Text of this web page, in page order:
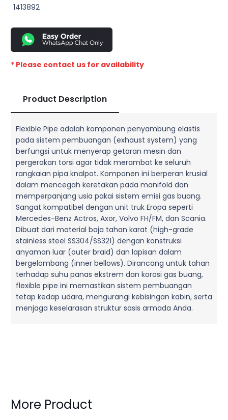
1413892
* Please contact us for availability
Product Description
Flexible Pipe adalah komponen penyambung elastis
pada sistem pembuangan (exhaust system) yang
berfungsi untuk menyerap getaran mesin dan
pergerakan torsi agar tidak merambat ke seluruh
rangkaian pipa knalpot. Komponen ini berperan krusial
dalam mencegah keretakan pada manifold dan
memperpanjang usia pakai sistem emisi gas buang.
Sangat kompatibel dengan unit truk Eropa seperti
Mercedes-Benz Actros, Axor, Volvo FH/FM, dan Scania.
Dibuat dari material baja tahan karat (high-grade
stainless steel SS304/SS321) dengan konstruksi
anyaman luar (outer braid) dan lapisan dalam
bergelombang (inner bellows). Dirancang untuk tahan
terhadap suhu panas ekstrem dan korosi gas buang,
flexible pipe ini memastikan sistem pembuangan
tetap kedap udara, mengurangi kebisingan kabin, serta
menjaga keselarasan struktur sasis armada Anda.
More Product